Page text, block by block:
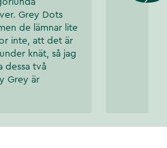
Grey Dots
de lämnar lite
inte, att det är
knät, så jag
dessa två
Grey är